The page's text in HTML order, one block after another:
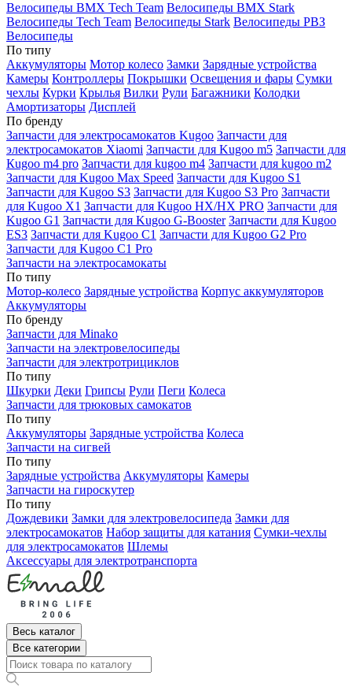
Велосипеды BMX Tech Team Велосипеды BMX Stark
Велосипеды Tech Team Велосипеды Stark Велосипеды РВЗ
Велосипеды
По типу
Аккумуляторы Мотор колесо Замки Зарядные устройства
Камеры Контроллеры Покрышки Освещения и фары Сумки
чехлы Курки Крылья Вилки Рули Багажники Колодки
Амортизаторы Дисплей
По бренду
Запчасти для электросамокатов Kugoo Запчасти для
электросамокатов Xiaomi Запчасти для Kugoo m5 Запчасти для
Кugoo m4 pro Запчасти для kugoo m4 Запчасти для kugoo m2
Запчасти для Kugoo Max Speed Запчасти для Kugoo S1
Запчасти для Kugoo S3 Запчасти для Kugoo S3 Pro Запчасти
для Kugoo X1 Запчасти для Kugoo HX/HX PRO Запчасти для
Kugoo G1 Запчасти для Kugoo G-Booster Запчасти для Kugoo
ES3 Запчасти для Kugoo C1 Запчасти для Kugoo G2 Pro
Запчасти для Kugoo C1 Pro
Запчасти на электросамокаты
По типу
Мотор-колесо Зарядные устройства Корпус аккумуляторов
Аккумуляторы
По бренду
Запчасти для Minako
Запчасти на электровелосипеды
Запчасти для электротрициклов
По типу
Шкурки Деки Грипсы Рули Пеги Колеса
Запчасти для трюковых самокатов
По типу
Аккумуляторы Зарядные устройства Колеса
Запчасти на сигвей
По типу
Зарядные устройства Аккумуляторы Камеры
Запчасти на гироскутер
По типу
Дождевики Замки для электровелосипеда Замки для
электросамокатов Набор защиты для катания Сумки-чехлы
для электросамокатов Шлемы
Аксессуары для электротранспорта
Весь каталог
Все категории